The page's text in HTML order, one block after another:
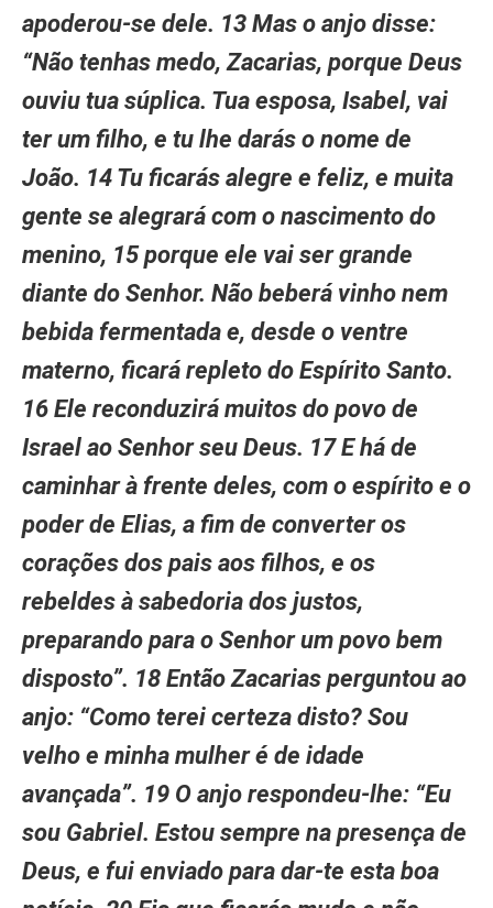
apoderou-se dele. 13 Mas o anjo disse:
“Não tenhas medo, Zacarias, porque Deus
ouviu tua súplica. Tua esposa, Isabel, vai
ter um filho, e tu lhe darás o nome de
João. 14 Tu ficarás alegre e feliz, e muita
gente se alegrará com o nascimento do
menino, 15 porque ele vai ser grande
diante do Senhor. Não beberá vinho nem
bebida fermentada e, desde o ventre
materno, ficará repleto do Espírito Santo.
16 Ele reconduzirá muitos do povo de
Israel ao Senhor seu Deus. 17 E há de
caminhar à frente deles, com o espírito e o
poder de Elias, a fim de converter os
corações dos pais aos filhos, e os
rebeldes à sabedoria dos justos,
preparando para o Senhor um povo bem
disposto”. 18 Então Zacarias perguntou ao
anjo: “Como terei certeza disto? Sou
velho e minha mulher é de idade
avançada”. 19 O anjo respondeu-lhe: “Eu
sou Gabriel. Estou sempre na presença de
Deus, e fui enviado para dar-te esta boa